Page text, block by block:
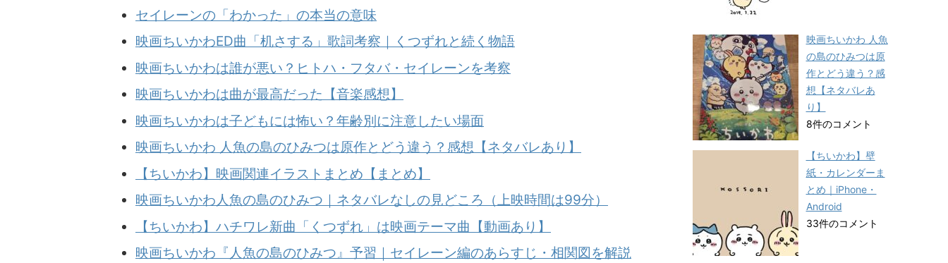
セイレーンの「わかった」の本当の意味
映画ちいかわED曲「机さする」歌詞考察｜くつずれと続く物語
映画ちいかわは誰が悪い？ヒトハ・フタバ・セイレーンを考察
映画ちいかわは曲が最高だった【音楽感想】
映画ちいかわは子どもには怖い？年齢別に注意したい場面
映画ちいかわ 人魚の島のひみつは原作とどう違う？感想【ネタバレあり】
【ちいかわ】映画関連イラストまとめ【まとめ】
映画ちいかわ人魚の島のひみつ｜ネタバレなしの見どころ（上映時間は99分）
【ちいかわ】ハチワレ新曲「くつずれ」は映画テーマ曲【動画あり】
映画ちいかわ『人魚の島のひみつ』予習｜セイレーン編のあらすじ・相関図を解説
映画ちいかわ 人魚
の島のひみつは原
作とどう違う？感
想【ネタバレあ
り】
8件のコメント
【ちいかわ】壁
紙・カレンダーま
とめ｜iPhone・
Android
33件のコメント